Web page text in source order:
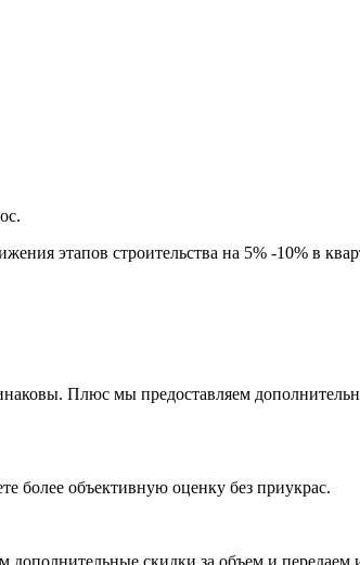
этапов строительства на 5% -10% в
Плюс мы предоставляем
более объективную оценку без приукрас.
скидки за объем и передаем